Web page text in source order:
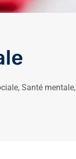
, Santé mentale,